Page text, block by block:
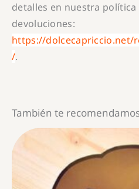
detalles en nuestra
devoluciones:
https://dolcecapriccio.net/
/.
También te